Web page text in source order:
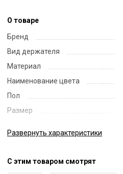
О товаре
Бренд
Вид держателя
Материал
Наименование цвета
Пол
Размер
Страна
Код
Развернуть характеристики
С этим товаром смотрят